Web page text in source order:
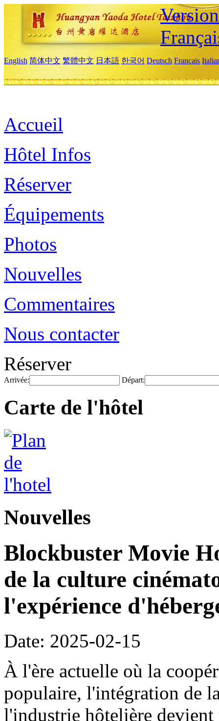
English 简体中文 繁體中文 日本語 한국어 Deutsch Français
Accueil
Hôtel Infos
Réserver
Équipements
Photos
Nouvelles
Commentaires
Nous contacter
Réserver
Arrivée: Départ:
Carte de l'hôtel
Nouvelles
Blockbuster Movie
de la culture
l'expérience
Date: 2025-02-15
À l'ère actuelle où la
populaire, l'intégration de
l'industrie hôtelière devient